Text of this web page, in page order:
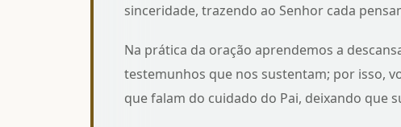
sinceridade, trazendo ao Senhor cada
Na prática da oração aprendemos a
testemunhos que nos sustentam; por isso,
que falam do cuidado do Pai, deixando que